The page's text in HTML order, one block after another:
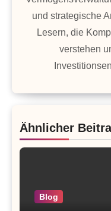
und strategische
Lesern, die
verstehen
Ähnlicher
Blog